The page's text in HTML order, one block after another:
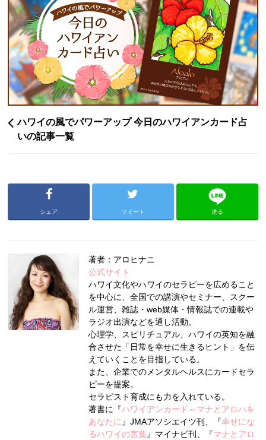
ハワイの風でパワーアップ 今日のハワイアンカード占
いの記事一覧
シェア ツイート 送る
著者：アロヒナニ
公式サイト
ハワイ文化やハワイのセラピーを広めること
を中心に、全国での講演やセミナー、スクー
ル運営、雑誌・web媒体・情報誌での連載や
ラジオ出演などを通し活動。
心理学、スピリチュアル、ハワイの英知を融
合させた「日常を幸せに生きるヒント」を伝
えていくことを目指している。
また、企業でのメンタルヘルスにカードセラ
ピーを提案。
セラピスト育成にも力を入れている。
著書に『ハワイアンカード～マナとアロハを
あなたに 』JMAアソシエイツ刊、『幸せにな
るハワイの言葉 』マイナビ刊、『マナとアロ